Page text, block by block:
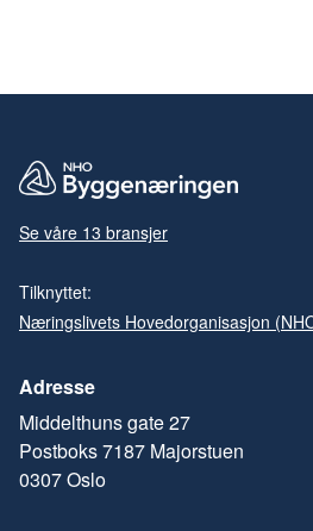
Se våre 13 bransjer
Tilknyttet:
Næringslivets Hovedorganisasjon
Adresse
Middelthuns gate 27
Postboks 7187 Majorstuen
0307 Oslo